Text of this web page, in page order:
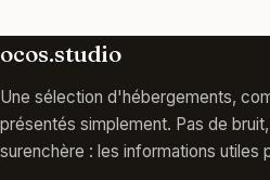
ocos.studio
Une sélection d'hébergements,
présentés simplement. Pas de
surenchère : les informations utiles